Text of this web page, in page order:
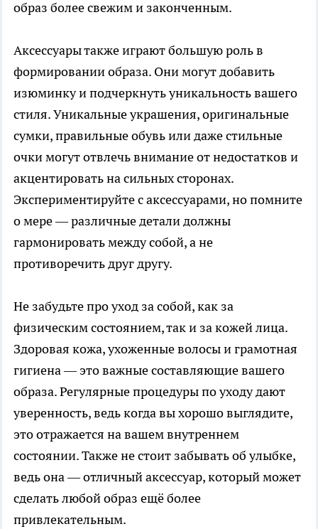
образ более свежим и законченным.
Аксессуары также играют большую роль в
формировании образа. Они могут добавить
изюминку и подчеркнуть уникальность вашего
стиля. Уникальные украшения, оригинальные
сумки, правильные обувь или даже стильные
очки могут отвлечь внимание от недостатков и
акцентировать на сильных сторонах.
Экспериментируйте с аксессуарами, но помните
о мере — различные детали должны
гармонировать между собой, а не
противоречить друг другу.
Не забудьте про уход за собой, как за
физическим состоянием, так и за кожей лица.
Здоровая кожа, ухоженные волосы и грамотная
гигиена — это важные составляющие вашего
образа. Регулярные процедуры по уходу дают
уверенность, ведь когда вы хорошо выглядите,
это отражается на вашем внутреннем
состоянии. Также не стоит забывать об улыбке,
ведь она — отличный аксессуар, который может
сделать любой образ ещё более
привлекательным.